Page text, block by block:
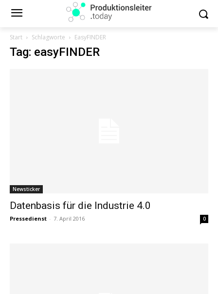
Start Schlagworte EasyFINDER
Tag: easyFINDER
Newsticker
Datenbasis für die Industrie 4.0
Pressedienst - 7. April 2016 0